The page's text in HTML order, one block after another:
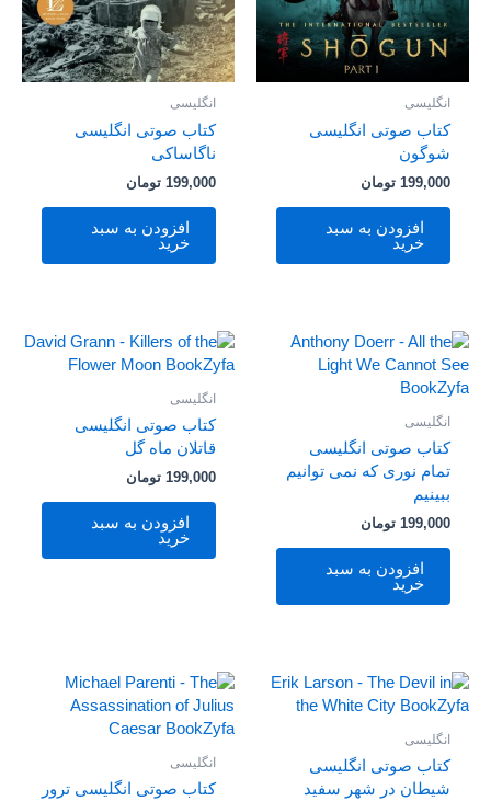
انگلیسی
کتاب صوتی انگلیسی
شوگون
199,000 تومان
افزودن به سبد
خرید
انگلیسی
کتاب صوتی انگلیسی
ناگاساکی
199,000 تومان
افزودن به سبد
خرید
انگلیسی
کتاب صوتی انگلیسی
تمام نوری که نمی توانیم
ببینیم
199,000 تومان
افزودن به سبد
خرید
انگلیسی
کتاب صوتی انگلیسی
قاتلان ماه گل
199,000 تومان
افزودن به سبد
خرید
انگلیسی
کتاب صوتی انگلیسی
شیطان در شهر سفید
انگلیسی
کتاب صوتی انگلیسی ترور